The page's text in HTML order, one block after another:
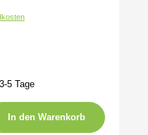
5 von 5 Sternen
5 Tage
Wert ein oder benutze die Schaltflächen
In den Warenkorb